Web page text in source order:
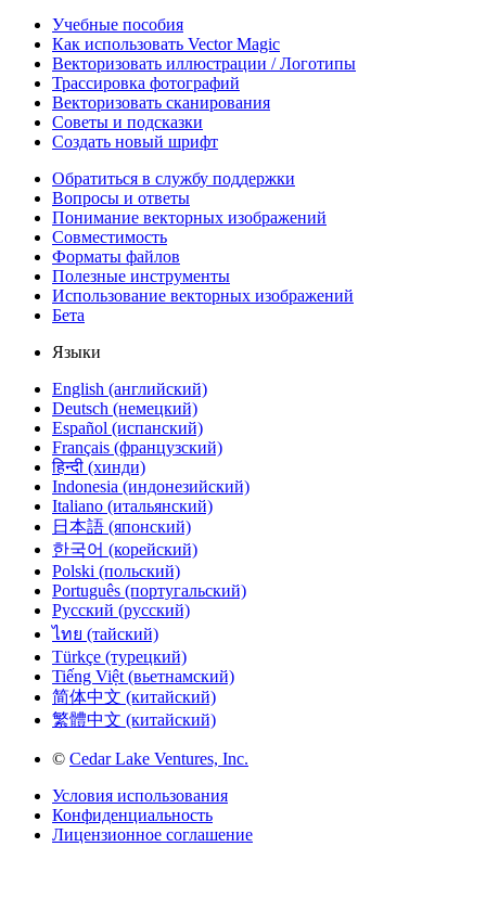
Учебные пособия
Как использовать Vector Magic
Векторизовать иллюстрации / Логотипы
Трассировка фотографий
Векторизовать сканирования
Советы и подсказки
Создать новый шрифт
Обратиться в службу поддержки
Вопросы и ответы
Понимание векторных изображений
Совместимость
Форматы файлов
Полезные инструменты
Использование векторных изображений
Бета
Языки
English (английский)
Deutsch (немецкий)
Español (испанский)
Français (французский)
हिन्दी (хинди)
Indonesia (индонезийский)
Italiano (итальянский)
日本語 (японский)
한국어 (корейский)
Polski (польский)
Português (португальский)
Русский (русский)
ไทย (тайский)
Türkçe (турецкий)
Tiếng Việt (вьетнамский)
简体中文 (китайский)
繁體中文 (китайский)
© Cedar Lake Ventures, Inc.
Условия использования
Конфиденциальность
Лицензионное соглашение